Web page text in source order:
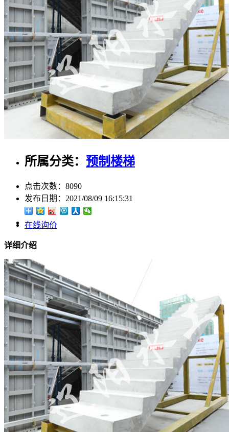
所属分类： 预制楼梯
点击次数： 8090
发布日期： 2021/08/09 16:15:31
在线询价
详细介绍